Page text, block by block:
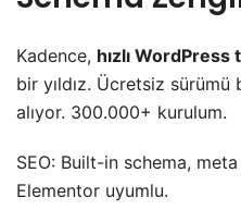
Kadence, hızlı WordPress
bir yıldız. Ücretsiz sürümü
alıyor. 300.000+ kurulum.
SEO: Built-in schema,
Elementor uyumlu.